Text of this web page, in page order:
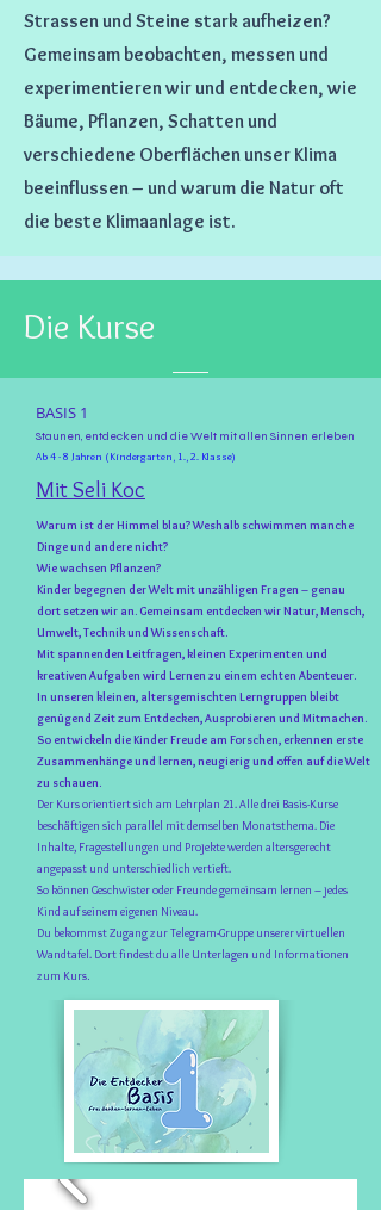
Strassen und Steine stark aufheizen?
Gemeinsam beobachten, messen und
experimentieren wir und entdecken, wie
Bäume, Pflanzen, Schatten und
verschiedene Oberflächen unser Klima
beeinflussen – und warum die Natur oft
die beste Klimaanlage ist.
Die Kurse
BASIS 1
Staunen, entdecken und die Welt mit allen Sinnen erleben
Ab 4 - 8 Jahren (Kindergarten, 1., 2. Klasse)
Mit Seli Koc
Warum ist der Himmel blau? Weshalb schwimmen manche
Dinge und andere nicht?
Wie wachsen Pflanzen?
Kinder begegnen der Welt mit unzähligen Fragen – genau
dort setzen wir an. Gemeinsam entdecken wir Natur, Mensch,
Umwelt, Technik und Wissenschaft.
Mit spannenden Leitfragen, kleinen Experimenten und
kreativen Aufgaben wird Lernen zu einem echten Abenteuer.
In unseren kleinen, altersgemischten Lerngruppen bleibt
genügend Zeit zum Entdecken, Ausprobieren und Mitmachen.
So entwickeln die Kinder Freude am Forschen, erkennen erste
Zusammenhänge und lernen, neugierig und offen auf die Welt
zu schauen.
Der Kurs orientiert sich am Lehrplan 21. Alle drei Basis-Kurse
beschäftigen sich parallel mit demselben Monatsthema. Die
Inhalte, Fragestellungen und Projekte werden altersgerecht
angepasst und unterschiedlich vertieft.
So können Geschwister oder Freunde gemeinsam lernen – jedes
Kind auf seinem eigenen Niveau.
Du bekommst Zugang zur Telegram-Gruppe unserer virtuellen
Wandtafel. Dort findest du alle Unterlagen und Informationen
zum Kurs.